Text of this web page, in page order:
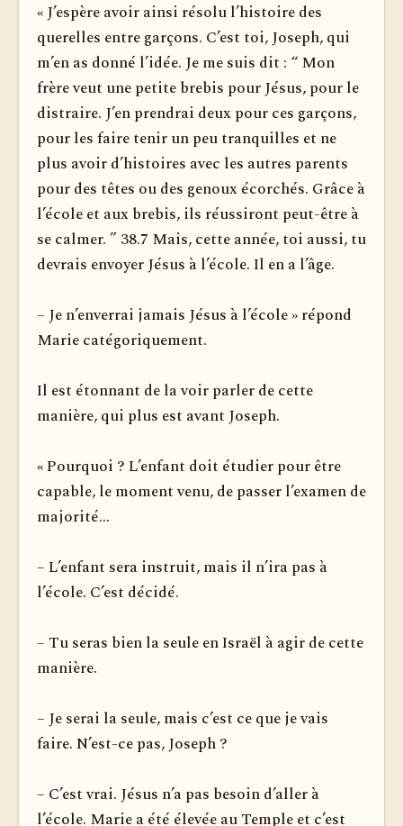
« J’espère avoir ainsi résolu l’histoire des
querelles entre garçons. C’est toi, Joseph, qui
m’en as donné l’idée. Je me suis dit : “ Mon
frère veut une petite brebis pour Jésus, pour le
distraire. J’en prendrai deux pour ces garçons,
pour les faire tenir un peu tranquilles et ne
plus avoir d’histoires avec les autres parents
pour des têtes ou des genoux écorchés. Grâce à
l’école et aux brebis, ils réussiront peut-être à
se calmer. ” 38.7 Mais, cette année, toi aussi, tu
devrais envoyer Jésus à l’école. Il en a l’âge.
– Je n’enverrai jamais Jésus à l’école » répond
Marie catégoriquement.
Il est étonnant de la voir parler de cette
manière, qui plus est avant Joseph.
« Pourquoi ? L’enfant doit étudier pour être
capable, le moment venu, de passer l’examen de
majorité...
– L’enfant sera instruit, mais il n’ira pas à
l’école. C’est décidé.
– Tu seras bien la seule en Israël à agir de cette
manière.
– Je serai la seule, mais c’est ce que je vais
faire. N’est-ce pas, Joseph ?
– C’est vrai. Jésus n’a pas besoin d’aller à
l’école. Marie a été élevée au Temple et c’est